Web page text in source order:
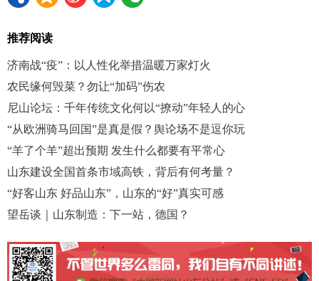
推荐阅读
济南战“疫”：以人性化举措温暖万家灯火
农民缘何毁菜？勿让“加码”伤农
尼山论坛：千年传统文化何以“撩动”年轻人的心
“从欧洲骑马回国”是真是假？舆论场不是逗你玩
“羊了个羊”超出预期 发生什么都要有平常心
山东建设全国首条市域高铁，背后有何考量？
“好客山东 好品山东”，山东的“好”真实可感
望岳谈｜山东制造：下一站，德国？